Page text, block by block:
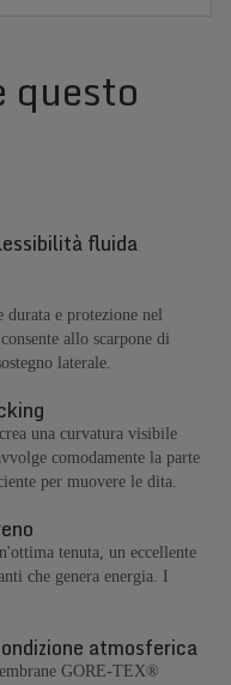
questo
fluida
e protezione nel
allo scarpone di
laterale.
una curvatura visibile
comodamente la parte
per muovere le dita.
tenuta, un eccellente
che genera energia. I
atmosferica
GORE-TEX®